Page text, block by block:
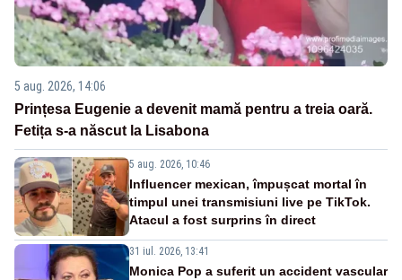
5 aug. 2026, 14:06
Prințesa Eugenie a devenit mamă pentru a treia oară.
Fetița s-a născut la Lisabona
5 aug. 2026, 10:46
Influencer mexican, împușcat mortal în
timpul unei transmisiuni live pe TikTok.
Atacul a fost surprins în direct
31 iul. 2026, 13:41
Monica Pop a suferit un accident vascular